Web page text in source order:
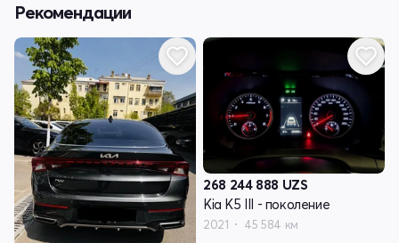
Рекомендации
268 244 888 UZS
Kia K5 III - поколение
2021 45 584 км